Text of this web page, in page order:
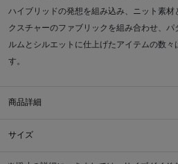
ハイブリッドの発想を組み込み、ニット素
クスチャーのファブリックを組み合わせ、
ルムとシルエットに仕上げたアイテムの数々
す。
商品詳細
サイズ